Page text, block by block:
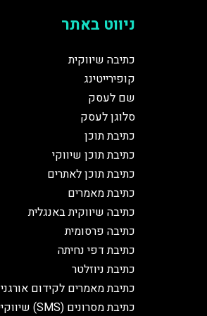
ניווט באתר
כתיבה שיווקית
קופירייטינג
שם לעסק
סלוגן לעסק
כתיבת תוכן
כתיבת תוכן שיווקי
כתיבת תוכן לאתרים
כתיבת מאמרים
כתיבה שיווקית באנגלית
כתיבה פרסומית
כתיבת דפי נחיתה
כתיבת ניוזלטר
כתיבת מאמרים לקידום אורגני
כתיבת מסרונים (SMS) שיווקיים